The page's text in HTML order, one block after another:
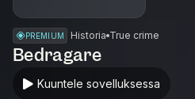
PREMIUM Historia True crime
Bedragare
Kuuntele sovelluksessa